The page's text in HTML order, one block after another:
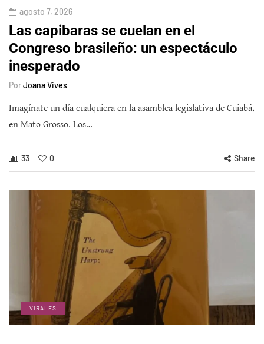
agosto 7, 2026
Las capibaras se cuelan en el
Congreso brasileño: un espectáculo
inesperado
PorJoana Vives
Imagínate un día cualquiera en la asamblea legislativa de Cuiabá,
en Mato Grosso. Los…
33 0 Share
VIRALES